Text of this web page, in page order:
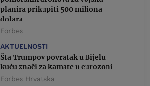
planira prikupiti 500 miliona
dolara
Forbes
AKTUELNOSTI
Šta Trumpov povratak u Bijelu
kuću znači za kamate u eurozoni
Forbes Hrvatska